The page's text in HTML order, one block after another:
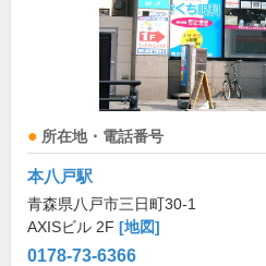
所在地・電話番号
本八戸駅
青森県八戸市三日町30-1
AXISビル 2F [地図]
0178-73-6366